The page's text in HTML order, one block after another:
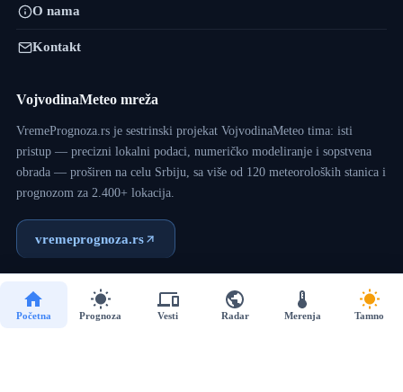
O nama
Kontakt
VojvodinaMeteo mreža
VremePrognoza.rs je sestrinski projekat VojvodinaMeteo tima: isti
pristup — precizni lokalni podaci, numeričko modeliranje i sopstvena
obrada — proširen na celu Srbiju, sa više od 120 meteoroloških stanica i
prognozom za 2.400+ lokacija.
vremeprognoza.rs
Copyright © 2017 - 2026 - VojvodinaMeteo - Dizajn:
VM
Početna Prognoza Vesti Radar Merenja Tamno